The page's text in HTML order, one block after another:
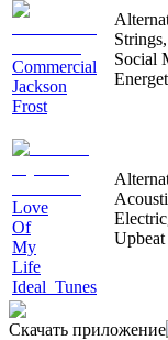
Commercial
Jackson
Frost
Social
Love
Of
My
Life
Ideal_Tunes
Upbeat
Скачать приложение